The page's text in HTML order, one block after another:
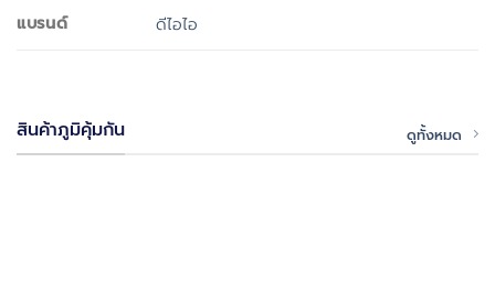
แบรนด์
ดีไอไอ
สินค้าภูมิคุ้มกัน ดูทั้งหมด